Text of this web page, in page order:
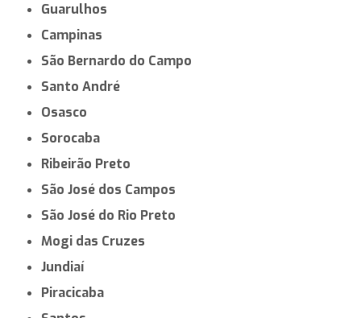
Guarulhos
Campinas
São Bernardo do Campo
Santo André
Osasco
Sorocaba
Ribeirão Preto
São José dos Campos
São José do Rio Preto
Mogi das Cruzes
Jundiaí
Piracicaba